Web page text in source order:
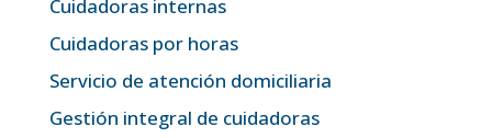
Cuidadoras internas
Cuidadoras por horas
Servicio de atención domiciliaria
Gestión integral de cuidadoras